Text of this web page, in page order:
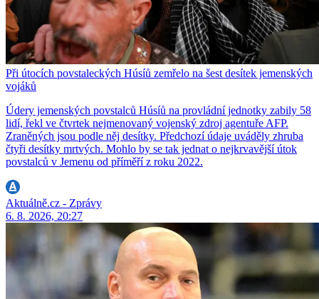
Při útocích povstaleckých Húsíů zemřelo na šest desítek jemenských
vojáků
Údery jemenských povstalců Húsíů na provládní jednotky zabily 58
lidí, řekl ve čtvrtek nejmenovaný vojenský zdroj agentuře AFP.
Zraněných jsou podle něj desítky. Předchozí údaje uváděly zhruba
čtyři desítky mrtvých. Mohlo by se tak jednat o nejkrvavější útok
povstalců v Jemenu od příměří z roku 2022.
Aktuálně.cz - Zprávy
6. 8. 2026, 20:27